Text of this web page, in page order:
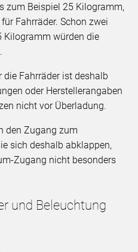
zum Beispiel 25 Kilogramm,
Fahrräder. Schon zwei
Kilogramm würden die
die Fahrräder ist deshalb
oder Herstellerangaben
nicht vor Überladung.
den Zugang zum
sich deshalb abklappen,
Zugang nicht besonders
und Beleuchtung